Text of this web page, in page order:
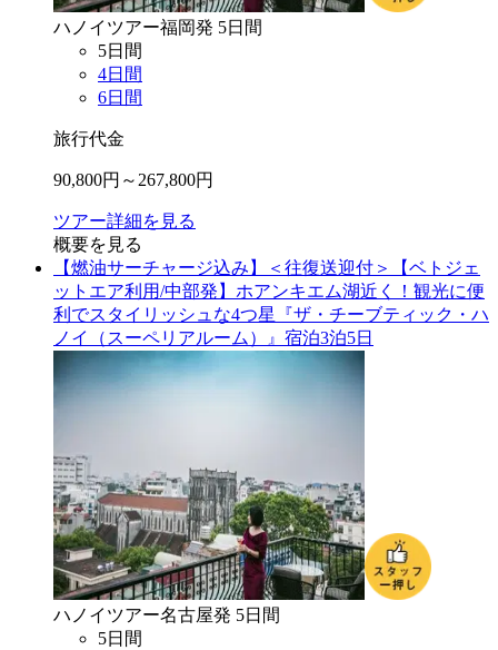
ハノイ ツアー福岡発 5日間
5日間
4日間
6日間
旅行代金
90,800円～ 267,800円
ツアー詳細を見る
概要を見る
【燃油サーチャージ込み】＜往復送迎付＞【ベトジェ
ットエア利用/中部発】ホアンキエム湖近く！観光に便
利でスタイリッシュな4つ星『ザ・チーブティック・ハ
ノイ（スーペリアルーム）』宿泊3泊5日
ハノイ ツアー名古屋発 5日間
5日間